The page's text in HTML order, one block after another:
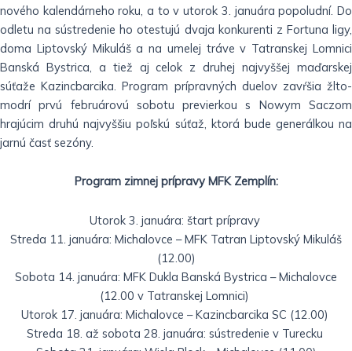
nového kalendárneho roku, a to v utorok 3. januára popoludní. Do
odletu na sústredenie ho otestujú dvaja konkurenti z Fortuna ligy,
doma Liptovský Mikuláš a na umelej tráve v Tatranskej Lomnici
Banská Bystrica, a tiež aj celok z druhej najvyššej maďarskej
súťaže Kazincbarcika. Program prípravných duelov zavŕšia žlto-
modrí prvú februárovú sobotu previerkou s Nowym Saczom
hrajúcim druhú najvyššiu poľskú súťaž, ktorá bude generálkou na
jarnú časť sezóny.
Program zimnej prípravy MFK Zemplín:
Utorok 3. januára: štart prípravy
Streda 11. januára: Michalovce – MFK Tatran Liptovský Mikuláš
(12.00)
Sobota 14. januára: MFK Dukla Banská Bystrica – Michalovce
(12.00 v Tatranskej Lomnici)
Utorok 17. januára: Michalovce – Kazincbarcika SC (12.00)
Streda 18. až sobota 28. januára: sústredenie v Turecku